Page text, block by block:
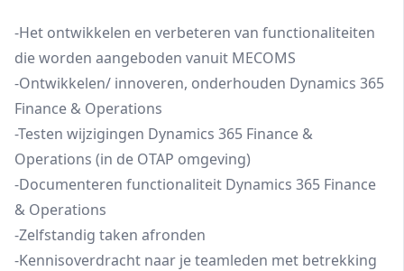
-Het ontwikkelen en verbeteren van functionaliteiten
die worden aangeboden vanuit MECOMS
-Ontwikkelen/ innoveren, onderhouden Dynamics 365
Finance & Operations
-Testen wijzigingen Dynamics 365 Finance &
Operations (in de OTAP omgeving)
-Documenteren functionaliteit Dynamics 365 Finance
& Operations
-Zelfstandig taken afronden
-Kennisoverdracht naar je teamleden met betrekking